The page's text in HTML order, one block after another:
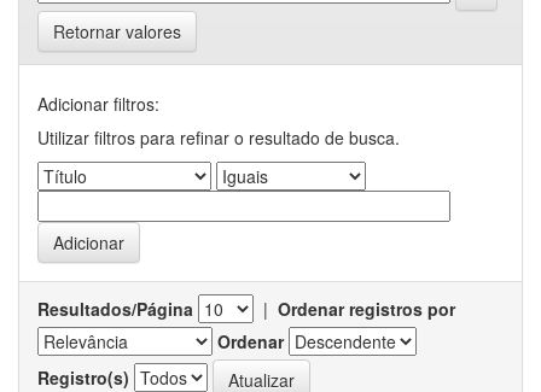
Retornar valores
Adicionar filtros:
Utilizar filtros para refinar o resultado de busca.
Resultados/Página | Ordenar registros por
Ordenar
Registro(s)